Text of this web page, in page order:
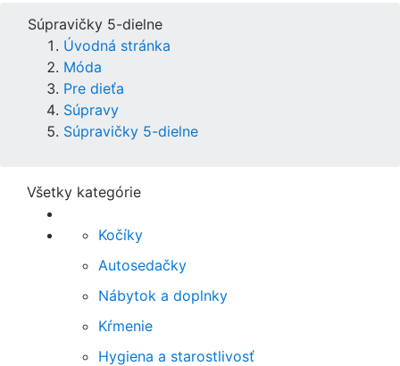
Súpravičky 5-dielne
Úvodná stránka
Móda
Pre dieťa
Súpravy
Súpravičky 5-dielne
Všetky kategórie
Kočíky
Autosedačky
Nábytok a doplnky
Kŕmenie
Hygiena a starostlivosť